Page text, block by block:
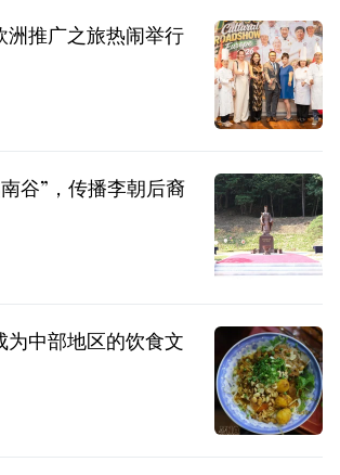
洲推广之旅热闹举行
谷”，传播李朝后裔
为中部地区的饮食文